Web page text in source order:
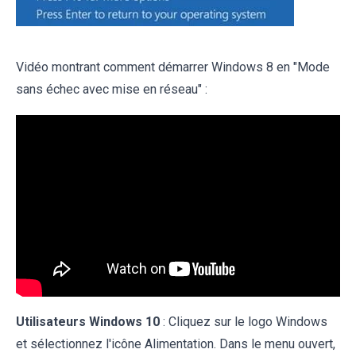
Vidéo montrant comment démarrer Windows 8 en "Mode
sans échec avec mise en réseau" :
Utilisateurs Windows 10 : Cliquez sur le logo Windows
et sélectionnez l'icône Alimentation. Dans le menu ouvert,